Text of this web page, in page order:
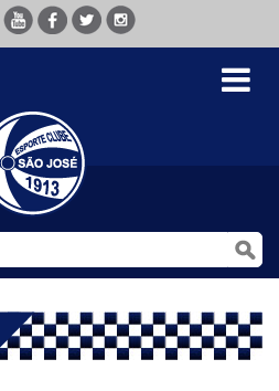
Toggle